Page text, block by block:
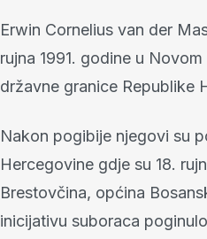
Erwin Cornelius van der
rujna 1991. godine u
državne granice Republike
Nakon pogibije njegovi su
Hercegovine gdje su 18.
Brestovčina, općina
inicijativu suboraca